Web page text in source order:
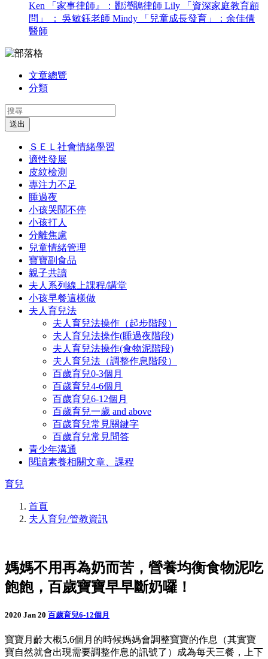
Ken
「家事律師』：酈瀅鵑律師 Lily
「資深家庭教育顧
問」 ： 吳敏鈺老師 Mindy
「兒童成長發育」：余佳倩
醫師
文章總覽
分類
送出
ＳＥＬ社會情緒學習
適性發展
皮紋檢測
專注力不足
睡過夜
小孩哭鬧不停
小孩打人
分離焦慮
兒童情緒管理
寶寶副食品
親子共讀
夫人系列線上課程/講堂
小孩早餐這樣做
夫人育兒法
夫人育兒法操作（起步階段）
夫人育兒法操作(睡過夜階段)
夫人育兒法操作(食物泥階段)
夫人育兒法（調整作息階段）
百歲育兒0-3個月
百歲育兒4-6個月
百歲育兒6-12個月
百歲育兒一歲 and above
百歲育兒常見關鍵字
百歲育兒常見問答
青少年溝通
閱讀素養相關文章、課程
育兒
首頁
夫人育兒/管教資訊
媽媽不用再為奶而苦，營養均衡食物泥吃
飽飽，百歲寶寶早早斷奶囉！
2020 Jan 20 百歲育兒6-12個月
寶寶月齡大概5,6個月的時候媽媽會調整寶寶的作息（其實寶
寶自然就會出現需要調整作息的訊號了）成為每天三餐，上下